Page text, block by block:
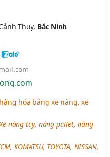
Thụy, Bắc Ninh
hóa bằng xe nâng, xe
Xe nâng tay, nâng pallet, nâng
KOMATSU, TOYOTA, NISSAN,